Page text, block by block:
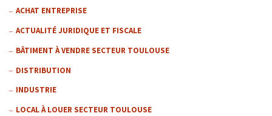
ACHAT ENTREPRISE
ACTUALITÉ JURIDIQUE ET FISCALE
BÂTIMENT À VENDRE SECTEUR TOULOUSE
DISTRIBUTION
INDUSTRIE
LOCAL À LOUER SECTEUR TOULOUSE